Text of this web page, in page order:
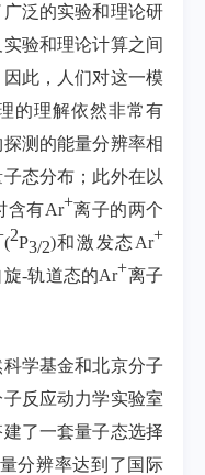
泛的实验和理论研
验和理论计算之间
此，人们对这一模
的理解依然非常有
测的能量分辨率相
态分布；此外在以
含有Ar+离子的两个
(2P3/2)和激发态Ar+
旋-轨道态的Ar+离子
学基金和北京分子
反应动力学实验室
了一套量子态选择
分辨率达到了国际